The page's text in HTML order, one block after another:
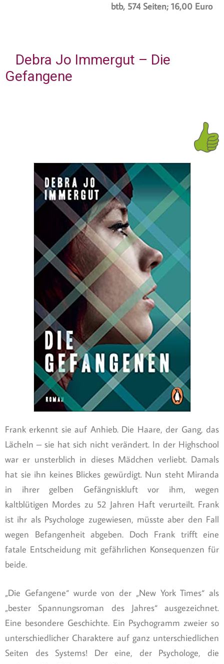
btb, 574 Seiten; 16,00 Euro
Debra Jo Immergut – Die
Gefangene
Frank erkennt sie auf Anhieb. Die Haare, der Gang, das
Lächeln – sie hat sich nicht verändert. In der Highschool
war er unsterblich in dieses Mädchen verliebt. Damals
hat sie ihn keines Blickes gewürdigt. Nun steht Miranda
in ihrer gelben Gefängniskluft vor ihm, wegen
kaltblütigen Mordes zu 52 Jahren Haft verurteilt. Frank
ist ihr als Psychologe zugewiesen, müsste aber den Fall
wegen Befangenheit abgeben. Doch Frank trifft eine
fatale Entscheidung mit gefährlichen Konsequenzen für
beide.
„Die Gefangene“ wurde von der „New York Times“ als
„bester Spannungsroman des Jahres“ ausgezeichnet.
Eine besondere Geschichte. Ein Psychogramm zweier so
unterschiedlicher Charaktere auf ganz unterschiedlichen
Seiten des Systems! Der eine, der Psychologe, die